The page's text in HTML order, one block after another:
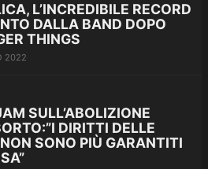
L’INCREDIBILE RECORD
DALLA BAND DOPO
THINGS
2022
SULL’ABOLIZIONE
DIRITTI DELLE
SONO PIÙ GARANTITI